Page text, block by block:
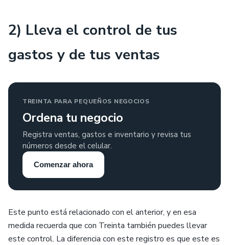
2) Lleva el control de tus
gastos y de tus ventas
TREINTA PARA PEQUEÑOS NEGOCIOS
Ordena tu negocio
Registra ventas, gastos e inventario y revisa tus
números desde el celular.
Comenzar ahora
Este punto está relacionado con el anterior, y en esa
medida recuerda que con Treinta también puedes llevar
este control. La diferencia con este registro es que este es